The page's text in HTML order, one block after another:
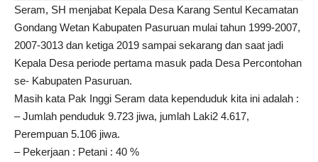
Seram, SH menjabat Kepala Desa Karang Sentul Kecamatan
Gondang Wetan Kabupaten Pasuruan mulai tahun 1999-2007,
2007-3013 dan ketiga 2019 sampai sekarang dan saat jadi
Kepala Desa periode pertama masuk pada Desa Percontohan
se- Kabupaten Pasuruan.
Masih kata Pak Inggi Seram data kependuduk kita ini adalah :
– Jumlah penduduk 9.723 jiwa, jumlah Laki2 4.617,
Perempuan 5.106 jiwa.
– Pekerjaan : Petani : 40 %